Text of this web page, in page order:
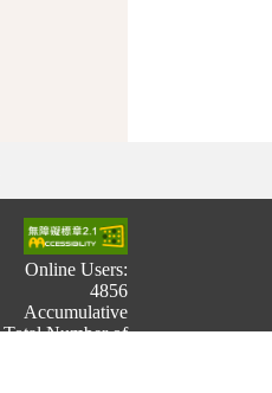
Online Users:
4856
Accumulative
Total Number of